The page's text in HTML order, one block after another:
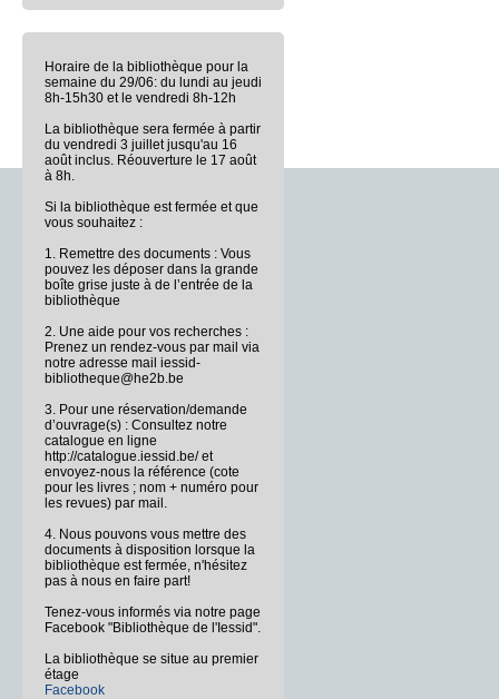
Horaire de la bibliothèque pour la
semaine du 29/06: du lundi au jeudi
8h-15h30 et le vendredi 8h-12h
La bibliothèque sera fermée à partir
du vendredi 3 juillet jusqu'au 16
août inclus. Réouverture le 17 août
à 8h.
Si la bibliothèque est fermée et que
vous souhaitez :
1. Remettre des documents : Vous
pouvez les déposer dans la grande
boîte grise juste à de l’entrée de la
bibliothèque
2. Une aide pour vos recherches :
Prenez un rendez-vous par mail via
notre adresse mail iessid-
bibliotheque@he2b.be
3. Pour une réservation/demande
d’ouvrage(s) : Consultez notre
catalogue en ligne
http://catalogue.iessid.be/ et
envoyez-nous la référence (cote
pour les livres ; nom + numéro pour
les revues) par mail.
4. Nous pouvons vous mettre des
documents à disposition lorsque la
bibliothèque est fermée, n'hésitez
pas à nous en faire part!
Tenez-vous informés via notre page
Facebook "Bibliothèque de l'Iessid".
La bibliothèque se situe au premier
étage
Facebook